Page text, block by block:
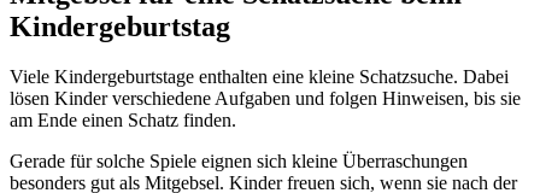
Kindergeburtstag
Viele Kindergeburtstage enthalten eine kleine Schatzsuche. Dabei
lösen Kinder verschiedene Aufgaben und folgen Hinweisen, bis sie
am Ende einen Schatz finden.
Gerade für solche Spiele eignen sich kleine Überraschungen
besonders gut als Mitgebsel. Kinder freuen sich, wenn sie nach der